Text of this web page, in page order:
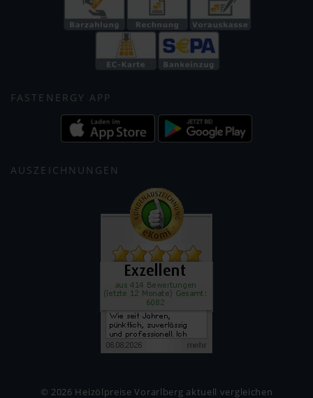
FASTENERGY APP
AUSZEICHNUNGEN
© 2026 Heizölpreise Vorarlberg aktuell vergleichen